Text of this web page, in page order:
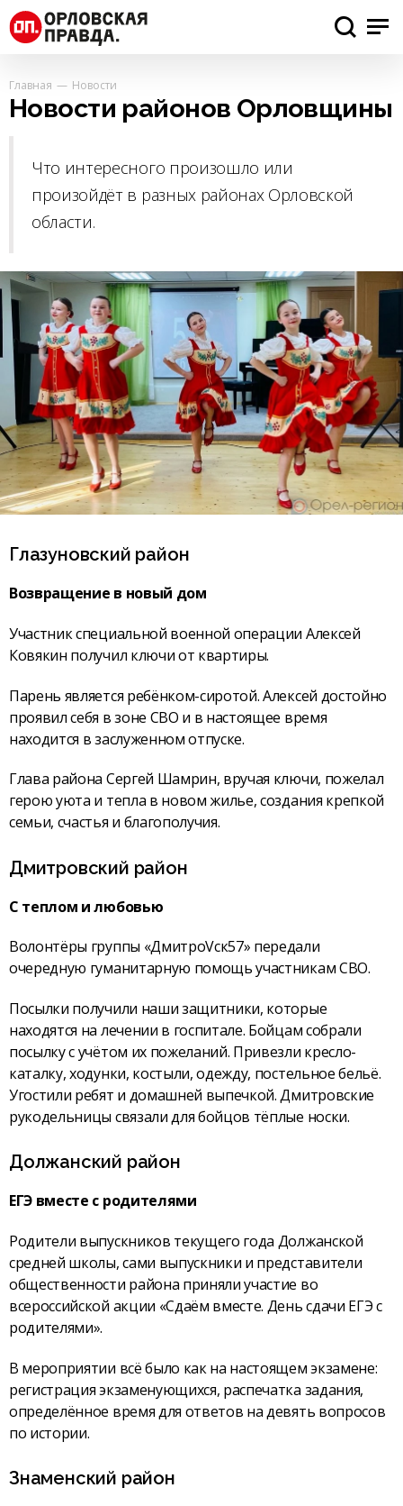
Главная Новости
Новости районов Орловщины
Что интересного произошло или
произойдёт в разных районах Орловской
области.
Глазуновский район
Возвращение в новый дом
Участник специальной военной операции Алексей
Ковякин получил ключи от квартиры.
Парень является ребёнком-сиротой. Алексей достойно
проявил себя в зоне СВО и в настоящее время
находится в заслуженном отпуске.
Глава района Сергей Шамрин, вручая ключи, пожелал
герою уюта и тепла в новом жилье, создания крепкой
семьи, счастья и благополучия.
Дмитровский район
С теплом и любовью
Волонтёры группы «ДмитроVск57» передали
очередную гуманитарную помощь участникам СВО.
Посылки получили наши защитники, которые
находятся на лечении в госпитале. Бойцам собрали
посылку с учётом их пожеланий. Привезли кресло-
каталку, ходунки, костыли, одежду, постельное бельё.
Угостили ребят и домашней выпечкой. Дмитровские
рукодельницы связали для бойцов тёплые носки.
Должанский район
ЕГЭ вместе с родителями
Родители выпускников текущего года Должанской
средней школы, сами выпускники и представители
общественности района приняли участие во
всероссийской акции «Сдаём вместе. День сдачи ЕГЭ с
родителями».
В мероприятии всё было как на настоящем экзамене:
регистрация экзаменующихся, распечатка задания,
определённое время для ответов на девять вопросов
по истории.
Знаменский район